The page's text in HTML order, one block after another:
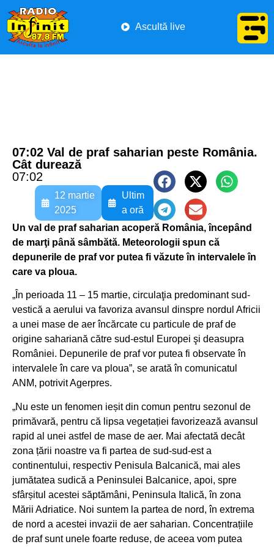
Ascultă live
07:02 Val de praf saharian peste România.
Cât durează
07:02
12 martie
2025
Ultim
a oră
Un val de praf saharian acoperă România, începând
de marţi până sâmbătă. Meteorologii spun că
depunerile de praf vor putea fi văzute în intervalele în
care va ploua.
„În perioada 11 – 15 martie, circulaţia predominant sud-
vestică a aerului va favoriza avansul dinspre nordul Africii
a unei mase de aer încărcate cu particule de praf de
origine sahariană către sud-estul Europei şi deasupra
României. Depunerile de praf vor putea fi observate în
intervalele în care va ploua”, se arată în comunicatul
ANM, potrivit Agerpres.
„Nu este un fenomen ieșit din comun pentru sezonul de
primăvară, pentru că lipsa vegetației favorizează avansul
rapid al unei astfel de mase de aer. Mai afectată decât
zona țării noastre va fi partea de sud-sud-est a
continentului, respectiv Penisula Balcanică, mai ales
jumătatea sudică a Peninsulei Balcanice, apoi, spre
sfârșitul acestei săptămâni, Peninsula Italică, în zona
Mării Adriatice. Noi suntem la partea de nord, în extrema
de nord a acestei invazii de aer saharian. Concentrațiile
de praf sunt unele foarte reduse, de aceea vom putea